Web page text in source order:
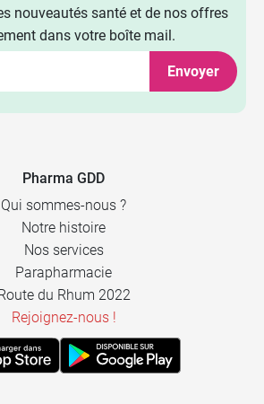
nouveautés santé et de nos offres
dans votre boîte mail.
Envoyer
Pharma GDD
Qui sommes-nous ?
Notre histoire
Nos services
Parapharmacie
du Rhum 2022
Rejoignez-nous !